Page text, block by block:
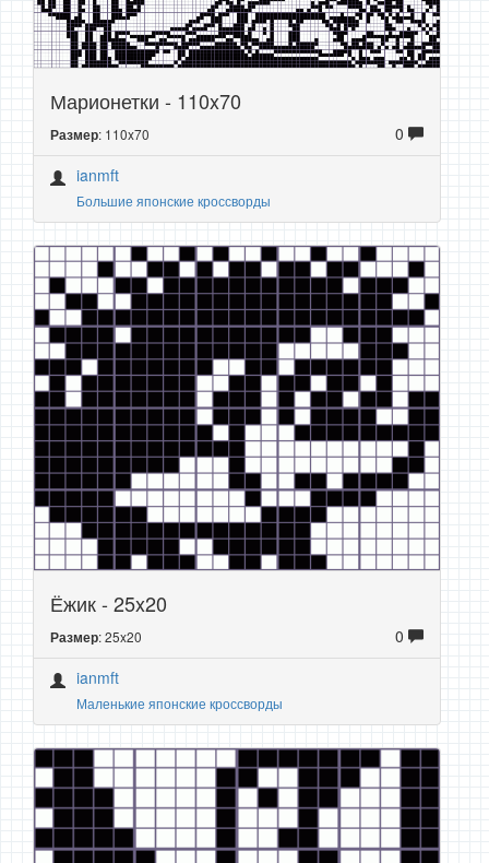
Марионетки - 110x70
Размер: 110x70
0
ianmft
Большие японские кроссворды
Ёжик - 25x20
Размер: 25x20
0
ianmft
Маленькие японские кроссворды